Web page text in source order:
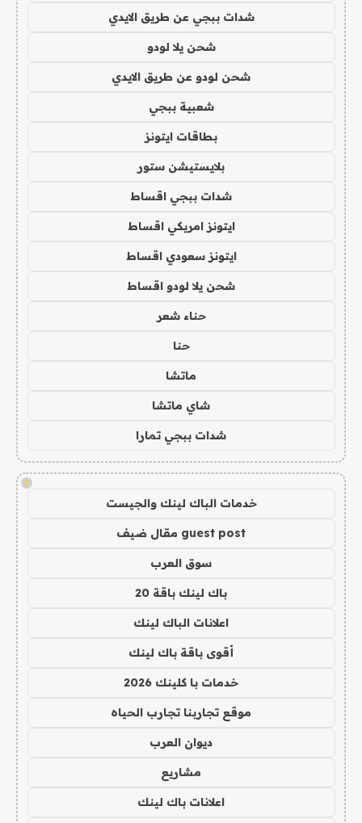
شدات ببجي عن طريق الايدي
شحن يلا لودو
شحن لودو عن طريق الايدي
شعبية ببجي
بطاقات ايتونز
بلايستيشن ستور
شدات ببجي اقساط
ايتونز امريكي اقساط
ايتونز سعودي اقساط
شحن يلا لودو اقساط
حناء شعر
حنا
ماتشا
شاي ماتشا
شدات ببجي تمارا
!
خدمات الباك لينك والجيست
guest post مقال ضيف
سوق العرب
باك لينك باقة 20
اعلانات الباك لينك
أقوى باقة باك لينك
خدمات با كلينك 2026
موقع تجاربنا تجارب الحياه
ديوان العرب
مشاريع
اعلانات باك لينك